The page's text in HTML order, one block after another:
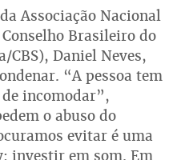
Associação Nacional
Brasileiro do
Daniel Neves,
“A pessoa tem
incomodar”,
o abuso do
evitar é uma
investir em som. Em